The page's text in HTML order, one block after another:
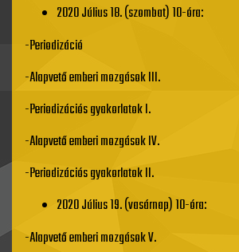
2020 Július 18. (szombat) 10-óra:
-Periodizáció
-Alapvető emberi mozgások III.
-Periodizációs gyakorlatok I.
-Alapvető emberi mozgások IV.
-Periodizációs gyakorlatok II.
2020 Július 19. (vasárnap) 10-óra:
-Alapvető emberi mozgások V.